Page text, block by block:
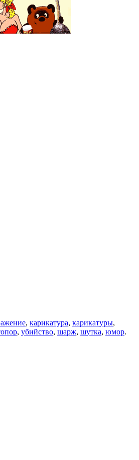
, карикатура, карикатуры,
, убийство, шарж, шутка, юмор.